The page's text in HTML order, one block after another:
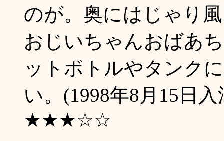
のが。奥にはじゃり
おじいちゃんおばあ
ットボトルやタンク
い。(1998年8月15日入
★★★☆☆